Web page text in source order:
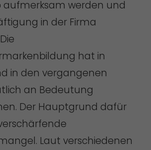
aufmerksam werden und
in der Firma
hat in
in den vergangenen
an Bedeutung
Der Hauptgrund dafür
Laut verschiedenen